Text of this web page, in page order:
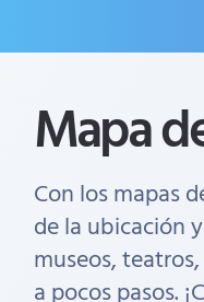
Mapa
Con los mapas
de la ubicación
museos,
a pocos pasos.